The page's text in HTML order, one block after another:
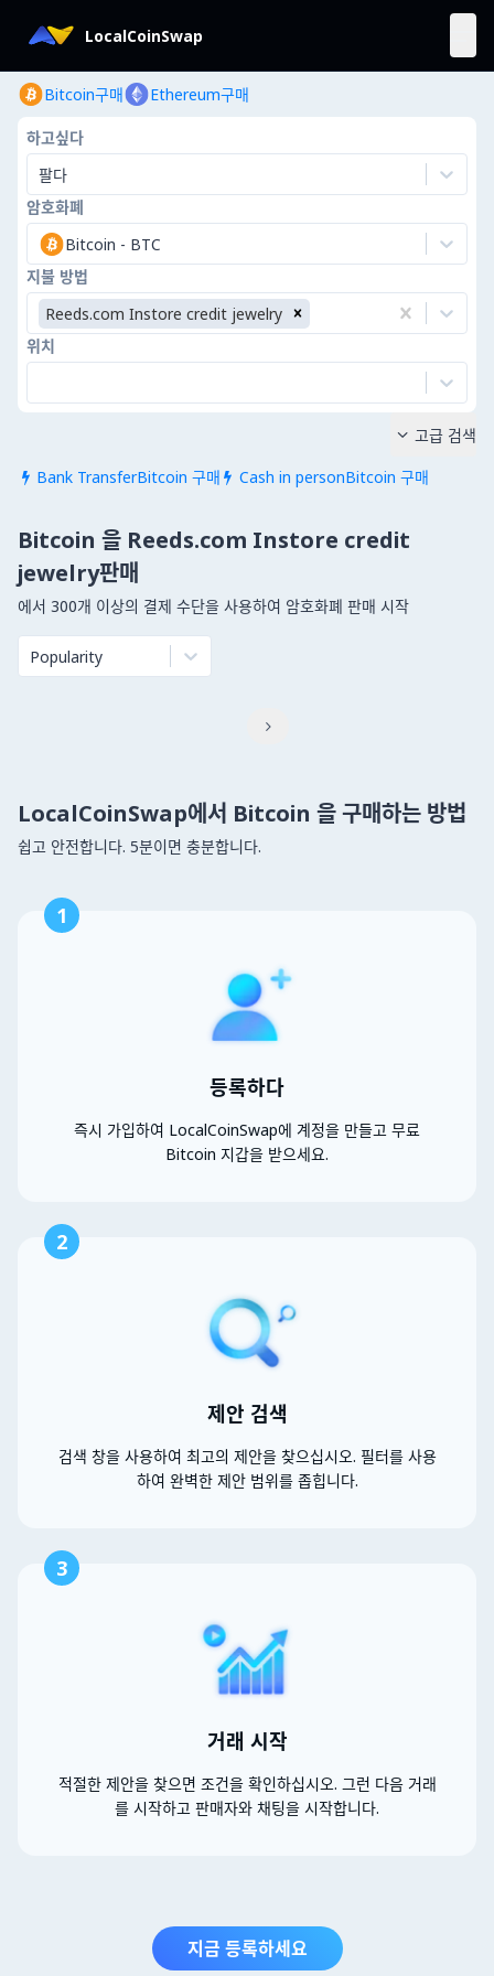
LocalCoinSwap
Bitcoin구매 Ethereum구매
하고싶다
팔다
암호화폐
Bitcoin - BTC
지불 방법
Reeds.com Instore credit jewelry
위치
 Bank TransferBitcoin 구매  Cash in personBitcoin 구매
 고급 검색
Bitcoin 을 Reeds.com Instore credit
jewelry판매
에서 300개 이상의 결제 수단을 사용하여 암호화폐 판매 시작
Popularity

LocalCoinSwap에서 Bitcoin 을 구매하는 방법
쉽고 안전합니다. 5분이면 충분합니다.
1
등록하다
즉시 가입하여 LocalCoinSwap에 계정을 만들고 무료
Bitcoin 지갑을 받으세요.
2
제안 검색
검색 창을 사용하여 최고의 제안을 찾으십시오. 필터를 사용
하여 완벽한 제안 범위를 좁힙니다.
3
거래 시작
적절한 제안을 찾으면 조건을 확인하십시오. 그런 다음 거래
를 시작하고 판매자와 채팅을 시작합니다.
지금 등록하세요